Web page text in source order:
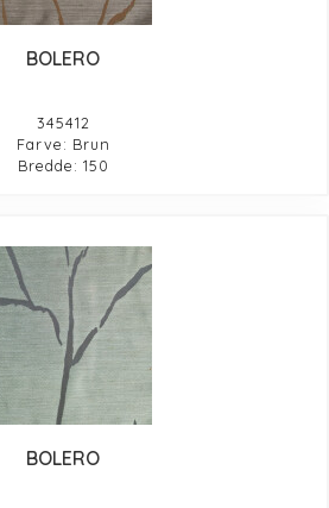
BOLERO
345412
Farve: Brun
Bredde: 150
BOLERO